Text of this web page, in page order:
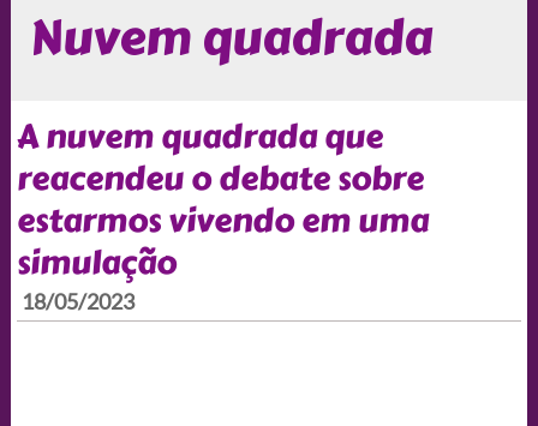
Nuvem quadrada
A nuvem quadrada que
reacendeu o debate sobre
estarmos vivendo em uma
simulação
18/05/2023